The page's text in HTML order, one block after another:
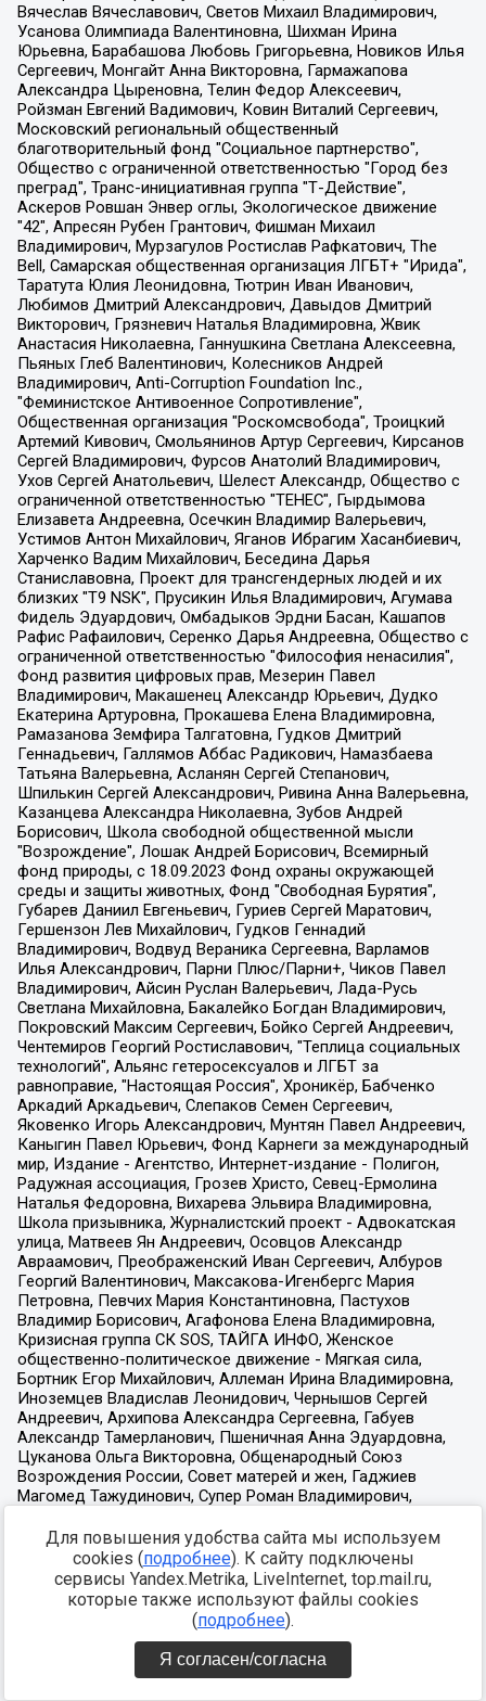
Для повышения удобства сайта мы используем
cookies (подробнее). К сайту подключены
сервисы Yandex.Metrika, LiveInternet, top.mail.ru,
которые также используют файлы cookies
(подробнее).
Я согласен/согласна